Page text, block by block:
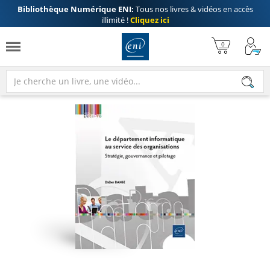
Bibliothèque Numérique ENI: Tous nos livres & vidéos en accès
illimité !Cliquez ici